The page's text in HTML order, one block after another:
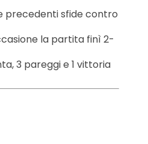
precedenti sfide contro
la partita finì 2-
3 pareggi e 1 vittoria